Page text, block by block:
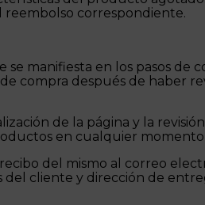
reembolso correspondiente.
manifiesta en los pasos de
compra después de haber
de la página y la
en cualquier
del mismo al correo
cliente y dirección de